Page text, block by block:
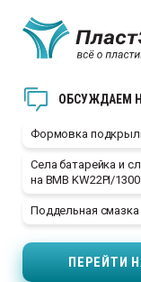
ОБСУЖДАЕМ
Формовка
Села батарейка и
на BMB KW22PI/
Поддельная
ПЕРЕЙТИ